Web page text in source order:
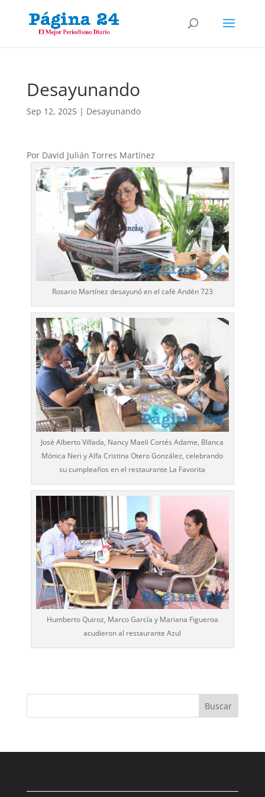
Desayunando
Sep 12, 2025| Desayunando
Por David Julián Torres Martínez
Rosario Martínez desayunó en el café Andén 723
José Alberto Villada, Nancy Maeli Cortés Adame, Blanca
Mónica Neri y Alfa Cristina Otero González, celebrando
su cumpleaños en el restaurante La Favorita
Humberto Quiroz, Marco García y Mariana Figueroa
acudieron al restaurante Azul
Buscar